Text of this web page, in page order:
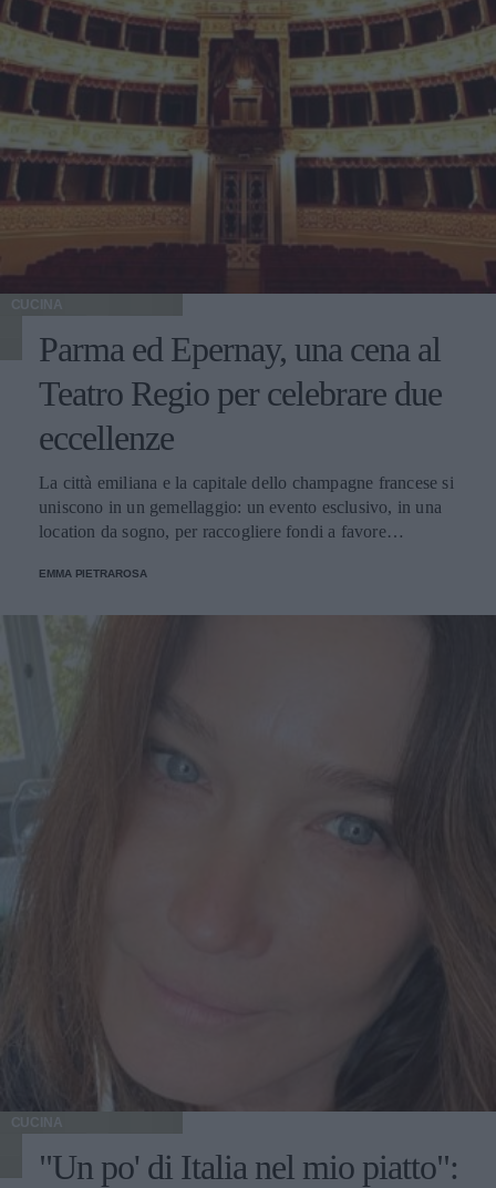
CUCINA
Parma ed Epernay, una cena al
Teatro Regio per celebrare due
eccellenze
La città emiliana e la capitale dello champagne francese si
uniscono in un gemellaggio: un evento esclusivo, in una
location da sogno, per raccogliere fondi a favore
EMMA PIETRAROSA
CUCINA
"Un po' di Italia nel mio piatto":